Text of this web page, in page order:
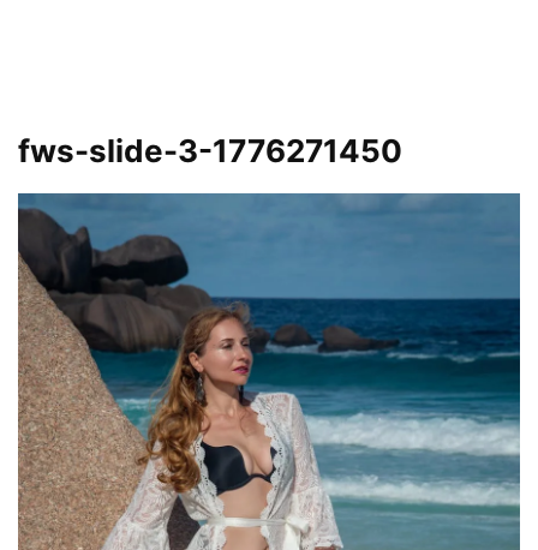
fws-slide-3-1776271450